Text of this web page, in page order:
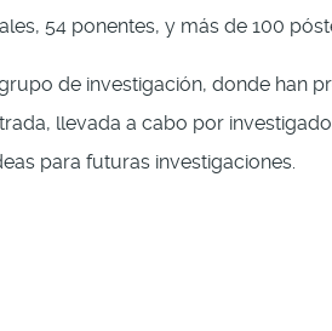
54 ponentes, y más de 100
de investigación, donde han
llevada a cabo por
para futuras investigaciones.
participan en el V Congreso PhDAY-